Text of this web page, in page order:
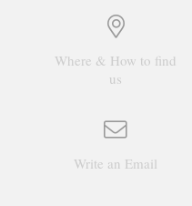
Where & How to find
us
Write an Email